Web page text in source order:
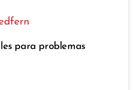
para problemas